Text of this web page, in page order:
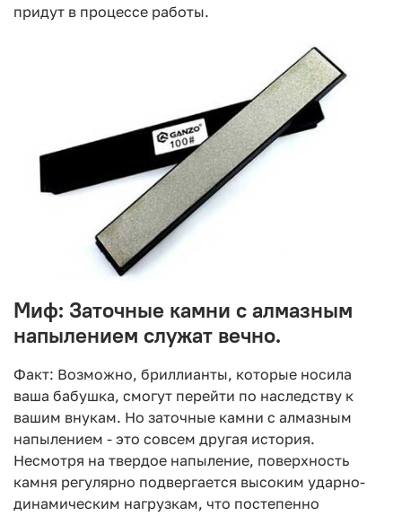
придут в процессе работы.
Миф: Заточные камни с алмазным
напылением служат вечно.
Факт: Возможно, бриллианты, которые носила
ваша бабушка, смогут перейти по наследству к
вашим внукам. Но заточные камни с алмазным
напылением - это совсем другая история.
Несмотря на твердое напыление, поверхность
камня регулярно подвергается высоким ударно-
динамическим нагрузкам, что постепенно